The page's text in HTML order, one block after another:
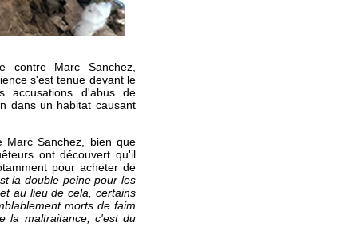
contre Marc Sanchez,
s'est tenue devant le
accusations d'abus de
dans un habitat causant
Marc Sanchez, bien que
ont découvert qu'il
pour acheter de
la double peine pour les
au lieu de cela, certains
morts de faim
la maltraitance, c'est du